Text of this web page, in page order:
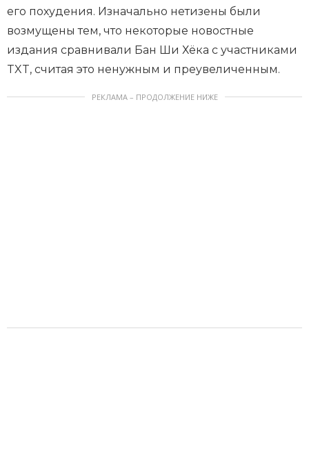
его похудения. Изначально нетизены были
возмущены тем, что некоторые новостные
издания сравнивали Бан Ши Хёка с участниками
TXT, считая это ненужным и преувеличенным.
РЕКЛАМА – ПРОДОЛЖЕНИЕ НИЖЕ